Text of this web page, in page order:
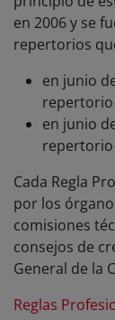
en 2006 y se
repertorios
en junio
repertorio
en junio
repertorio
Cada Regla
por los
comisiones
consejos de
General de la
Reglas